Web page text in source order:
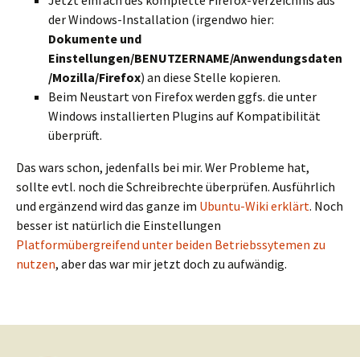
der Windows-Installation (irgendwo hier:
Dokumente und
Einstellungen/BENUTZERNAME/Anwendungsdaten
/Mozilla/Firefox) an diese Stelle kopieren.
Beim Neustart von Firefox werden ggfs. die unter
Windows installierten Plugins auf Kompatibilität
überprüft.
Das wars schon, jedenfalls bei mir. Wer Probleme hat,
sollte evtl. noch die Schreibrechte überprüfen. Ausführlich
und ergänzend wird das ganze im Ubuntu-Wiki erklärt. Noch
besser ist natürlich die Einstellungen
Platformübergreifend unter beiden Betriebssytemen zu
nutzen, aber das war mir jetzt doch zu aufwändig.